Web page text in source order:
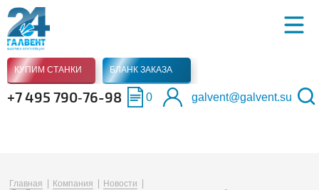
КУПИМ СТАНКИ БЛАНК ЗАКАЗА
+7 495 790‑76-98 0 galvent@galvent.su
Главная Компания
Новости